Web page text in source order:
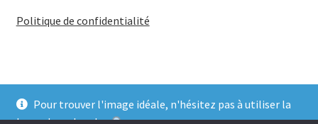
Pour trouver l'image idéale, n'hésitez pas à utiliser la
Politique de confidentialité
© BadgeGirl® 2026